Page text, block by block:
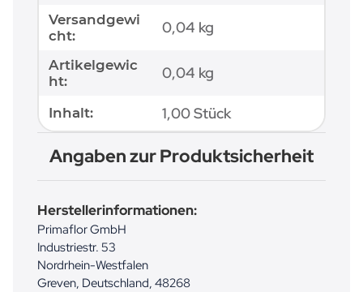
Versandgewi
cht:
0,04 kg
Artikelgewic
ht:
0,04 kg
Inhalt: 1,00 Stück
Angaben zur Produktsicherheit
Herstellerinformationen:
Primaflor GmbH
Industriestr. 53
Nordrhein-Westfalen
Greven, Deutschland, 48268